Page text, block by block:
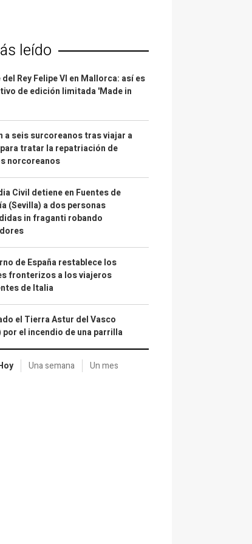
leído
del Rey Felipe VI en Mallorca: así es
de edición limitada 'Made in
a seis surcoreanos tras viajar a
tratar la repatriación de
norcoreanos
Civil detiene en Fuentes de
(Sevilla) a dos personas
in fraganti robando
de España restablece los
fronterizos a los viajeros
de Italia
el Tierra Astur del Vasco
por el incendio de una parrilla
Una semana Un mes